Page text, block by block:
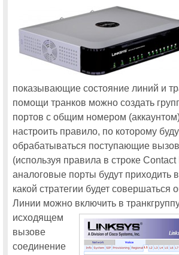
Технологическая группа Cisco
обновленного портфеля на московской
Посетителей московской Cisco Expo-2011
размаху выставка инновационных
В программу московской Cisco Expo-2011
«Облачные вычисления»
Две бесплатные путевки на московскую
Компания RRC примет участие в московской
Cisco Connect 2014
Впервые в программу московской Cisco
Еще одно новшество московской Cisco
поддержка Cisco»
Информационная безопасность: новинки,
рынка на московской Cisco Connect 2014
На московской Cisco Connect 2014 будут
технологии построения оптических сетей
показывающие состояние линий и
помощи транков можно создать
портов с общим номером
настроить правило, по которому
обрабатываться поступающие
(используя правила в строке Contact
аналоговые порты будут приходить
какой стратегии будет совершаться
Линии можно включить в
исходящем
вызове
соединение